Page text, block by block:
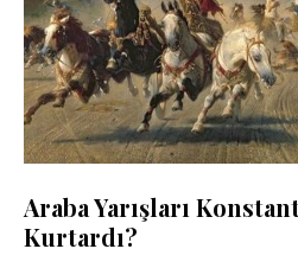
Araba Yarışları
Kurtardı?